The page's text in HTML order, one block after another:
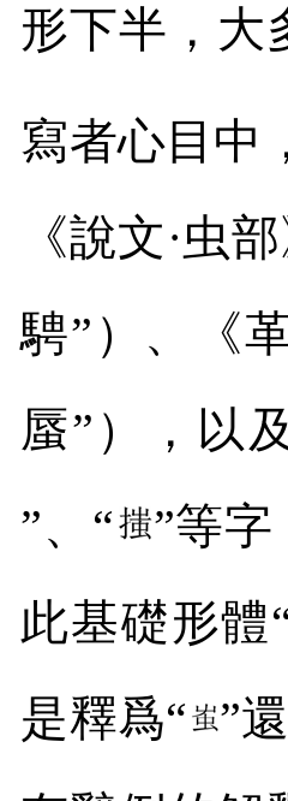
形下半，大
寫者心目中
《說文·虫
騁”）、《
蜃”），以
”、“
”等
此基礎形體
是釋爲“
”